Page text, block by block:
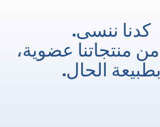
كدنا ننسى.
بطبيعة الحال.